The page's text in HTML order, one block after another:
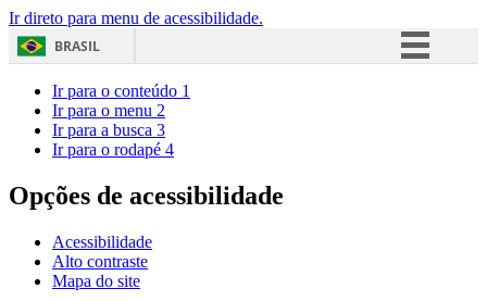
Ir direto para menu de acessibilidade.
BRASIL
Acesso à informação
Ir para o conteúdo 1
Ir para o menu 2
Ir para a busca 3
Ir para o rodapé 4
Opções de acessibilidade
Acessibilidade
Alto contraste
Mapa do site